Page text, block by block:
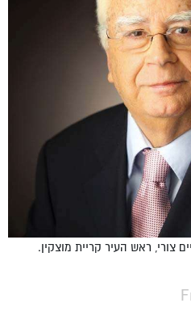
צורי, ראש העיר קריית מוצקין.